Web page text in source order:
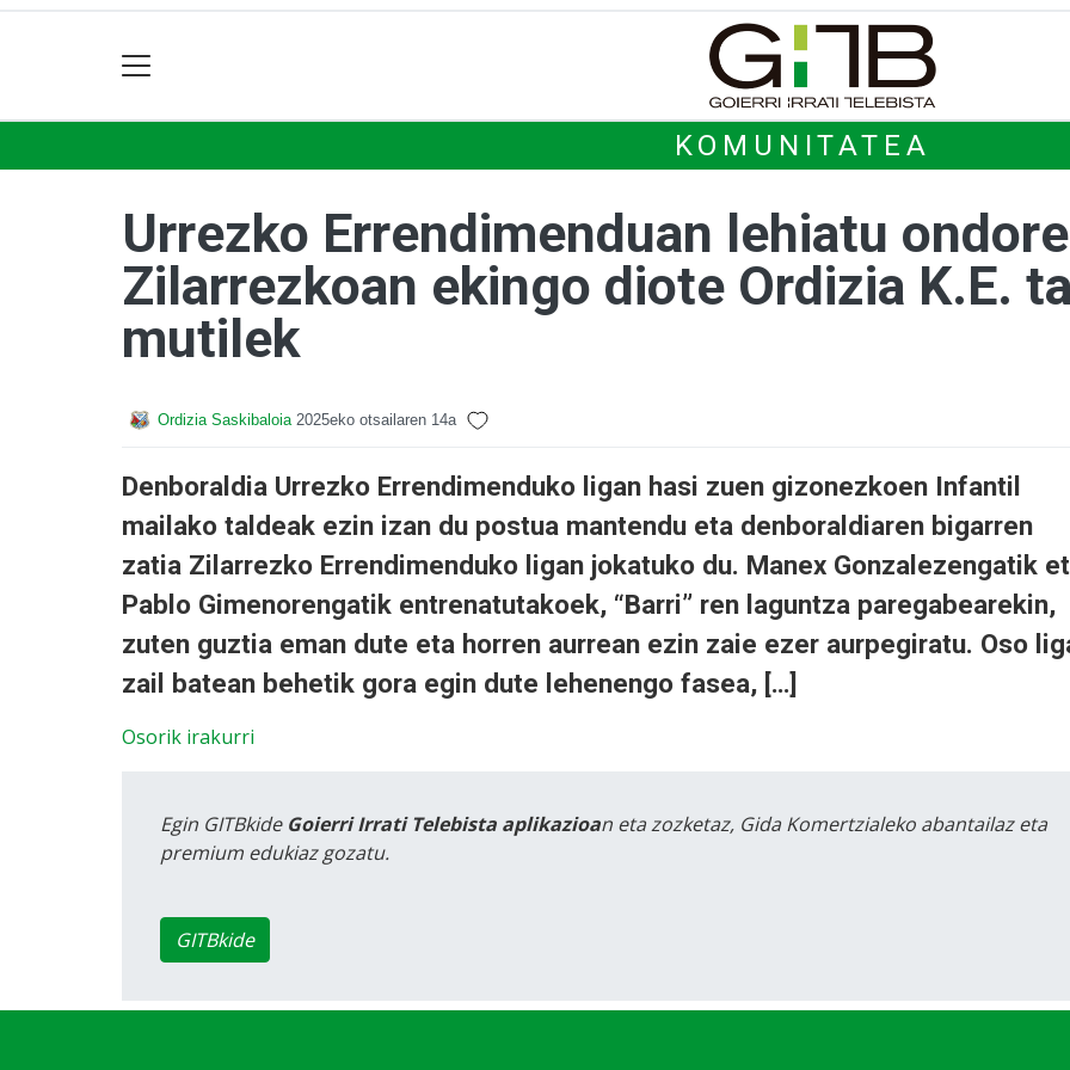
KOMUNITATEA
Urrezko Errendimenduan lehiatu
Zilarrezkoan ekingo diote Ordizia K.E.
mutilek
Ordizia Saskibaloia 2025eko otsailaren 14a
Denboraldia Urrezko Errendimenduko ligan hasi zuen gizonezkoen Infantil
mailako taldeak ezin izan du postua mantendu eta denboraldiaren bigarren
zatia Zilarrezko Errendimenduko ligan jokatuko du. Manex Gonzalezengatik
Pablo Gimenorengatik entrenatutakoek, “Barri” ren laguntza paregabearekin,
zuten guztia eman dute eta horren aurrean ezin zaie ezer aurpegiratu. Oso
zail batean behetik gora egin dute lehenengo fasea, […]
Osorik irakurri
Egin GITBkide Goierri Irrati Telebista aplikazioan eta zozketaz, Gida Komertzialeko abantailaz eta
premium edukiaz gozatu.
GITBkide